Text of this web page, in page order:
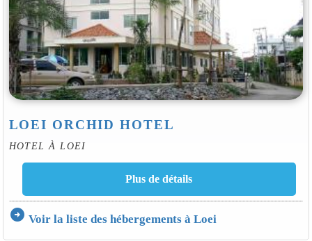
LOEI ORCHID HOTEL
HOTEL À LOEI
arrow_circle_right Voir la liste des hébergements à Loei